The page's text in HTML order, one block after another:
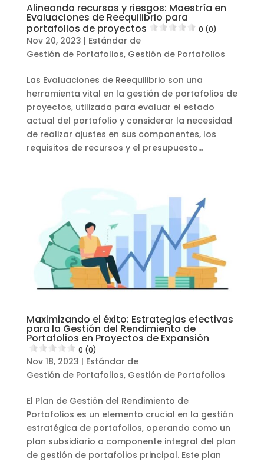
Alineando recursos y riesgos: Maestría en
Evaluaciones de Reequilibrio para
portafolios de proyectos
0 (0)
Nov 20, 2023 | Estándar de
Gestión de Portafolios, Gestión de Portafolios
Las Evaluaciones de Reequilibrio son una
herramienta vital en la gestión de portafolios de
proyectos, utilizada para evaluar el estado
actual del portafolio y considerar la necesidad
de realizar ajustes en sus componentes, los
requisitos de recursos y el presupuesto...
Maximizando el éxito: Estrategias efectivas
para la Gestión del Rendimiento de
Portafolios en Proyectos de Expansión
0 (0)
Nov 18, 2023 | Estándar de
Gestión de Portafolios, Gestión de Portafolios
El Plan de Gestión del Rendimiento de
Portafolios es un elemento crucial en la gestión
estratégica de portafolios, operando como un
plan subsidiario o componente integral del plan
de gestión de portafolios principal. Este plan